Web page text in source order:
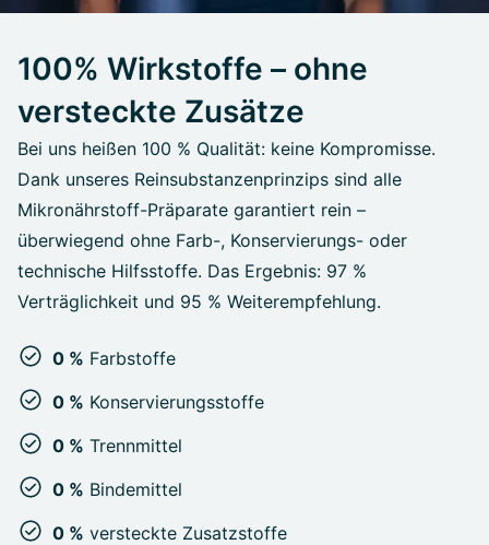
100% Wirkstoffe – ohne
versteckte Zusätze
Bei uns heißen 100 % Qualität: keine Kompromisse.
Dank unseres Reinsubstanzenprinzips sind alle
Mikronährstoff-Präparate garantiert rein –
überwiegend ohne Farb-, Konservierungs- oder
technische Hilfsstoffe. Das Ergebnis: 97 %
Verträglichkeit und 95 % Weiterempfehlung.
0 % Farbstoffe
0 % Konservierungsstoffe
0 % Trennmittel
0 % Bindemittel
0 % versteckte Zusatzstoffe